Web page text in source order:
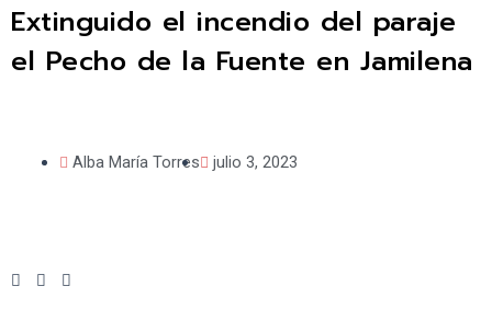
Extinguido el incendio del paraje
el Pecho de la Fuente en Jamilena
Alba María Torres julio 3, 2023